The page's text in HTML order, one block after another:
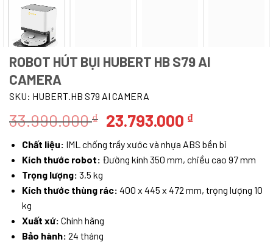
ROBOT HÚT BỤI HUBERT HB S79 AI
CAMERA
SKU: HUBERT.HB S79 AI CAMERA
33.990.000₫ Giá
gốc
là:
33.990.000 ₫.
23.793.000 ₫Giá
hiện
tại
là:
23.793.000
Chất liệu: IML chống trầy xước và nhựa ABS bền bỉ
Kích thước robot: Đường kính 350 mm, chiều cao 97 mm
Trọng lượng: 3,5 kg
Kích thước thùng rác: 400 x 445 x 472 mm, trọng lượng 10
kg
Xuất xứ: Chính hãng
Bảo hành: 24 tháng